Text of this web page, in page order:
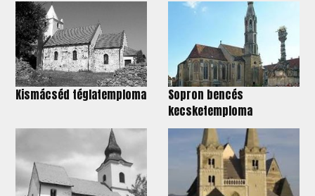
Kismácséd téglatemploma
Sopron bencés
kecsketemploma